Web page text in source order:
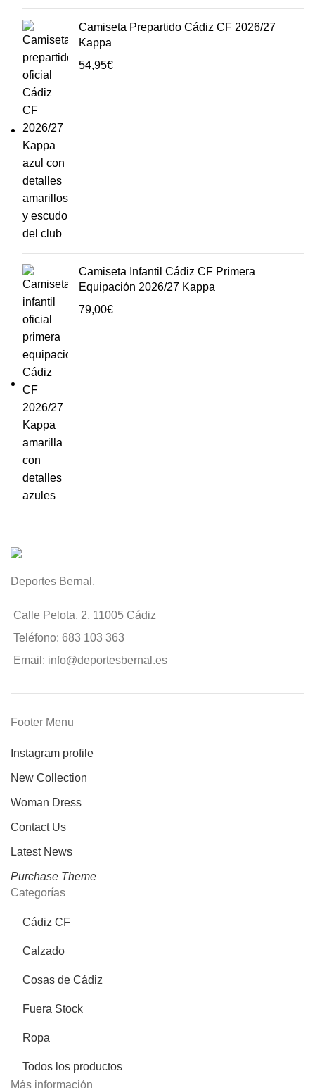
Camiseta Prepartido Cádiz CF 2026/27
Kappa
54,95€
Camiseta Infantil Cádiz CF Primera
Equipación 2026/27 Kappa
79,00€
Deportes Bernal.
Calle Pelota, 2, 11005 Cádiz
Teléfono: 683 103 363
Email: info@deportesbernal.es
Footer Menu
Instagram profile
New Collection
Woman Dress
Contact Us
Latest News
Purchase Theme
Categorías
Cádiz CF
Calzado
Cosas de Cádiz
Fuera Stock
Ropa
Todos los productos
Más información